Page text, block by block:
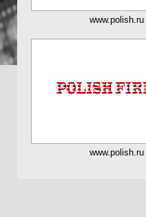
www.polish.ru
www.polish.ru